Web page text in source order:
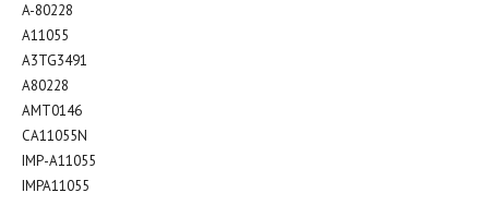
A-80228
A11055
A3TG3491
A80228
AMT0146
CA11055N
IMP-A11055
IMPA11055